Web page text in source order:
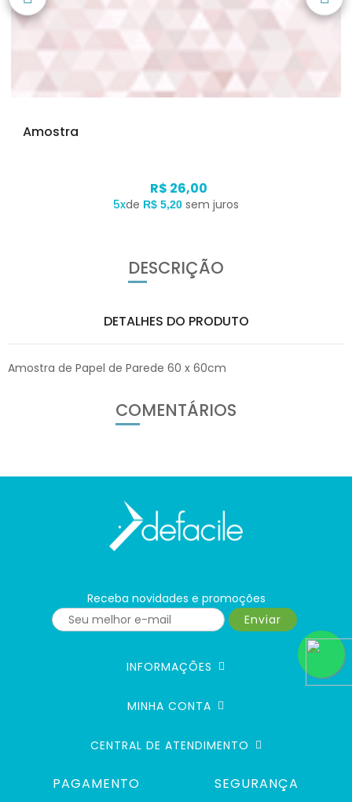
Amostra
R$ 26,00
5xde R$ 5,20 sem juros
DESCRIÇÃO
DETALHES DO PRODUTO
Amostra de Papel de Parede 60 x 60cm
COMENTÁRIOS
Receba novidades e promoções
Enviar
INFORMAÇÕES
MINHA CONTA
CENTRAL DE ATENDIMENTO
PAGAMENTO SEGURANÇA